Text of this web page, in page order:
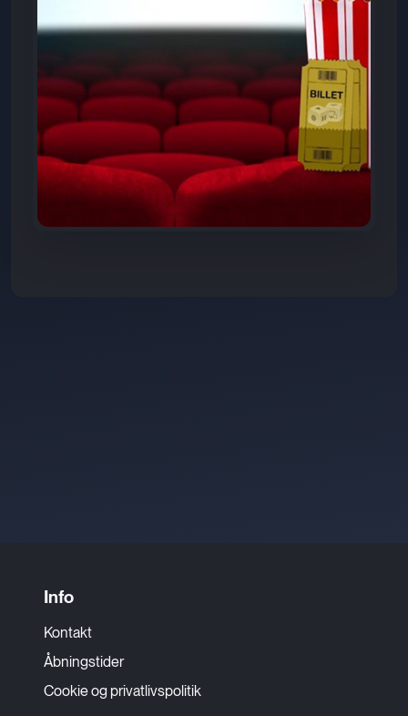
Info
Kontakt
Åbningstider
Cookie og privatlivspolitik